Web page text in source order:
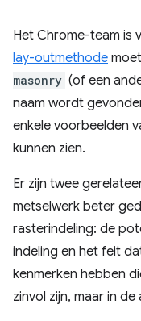
Het Chrome-team is
lay-outmethode
masonry (of een
naam wordt
enkele voorbeelden
kunnen zien.
Er zijn twee
metselwerk beter
rasterindeling: de
indeling en het feit
kenmerken hebben
zinvol zijn, maar in de